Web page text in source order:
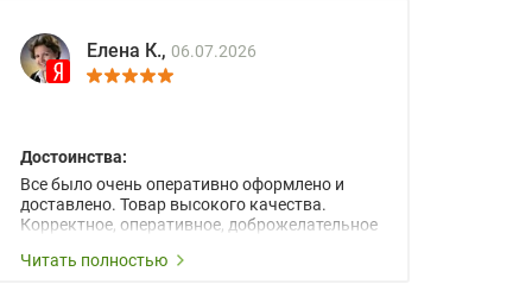
Елена К., 06.07.2026
Достоинства:
Все было очень оперативно оформлено и
доставлено. Товар высокого качества.
Корректное, оперативное, доброжелательное
Читать полностью